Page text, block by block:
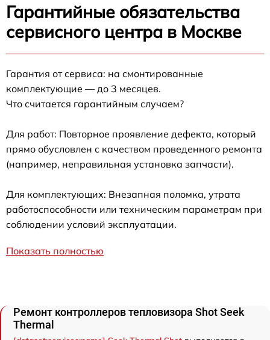
Гарантийные обязательства
сервисного центра в Москве
Гарантия от сервиса: на смонтированные
комплектующие — до 3 месяцев.
Что считается гарантийным случаем?
Для работ: Повторное проявление дефекта, который
прямо обусловлен с качеством проведенного ремонта
(например, неправильная установка запчасти).
Для комплектующих: Внезапная поломка, утрата
работоспособности или техническим параметрам при
соблюдении условий эксплуатации.
Показать полностью
Ремонт контроллеров тепловизора Shot Seek
Thermal